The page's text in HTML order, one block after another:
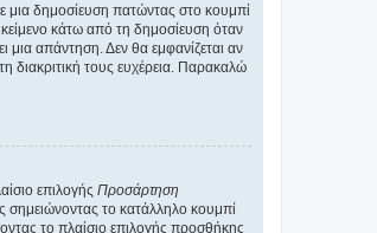
μια δημοσίευση πατώντας στο κουμπί
κάτω από τη δημοσίευση όταν
μια απάντηση. Δεν θα εμφανίζεται αν
διακριτική τους ευχέρεια. Παρακαλώ
επιλογής Προσάρτηση
σημειώνοντας το κατάλληλο κουμπί
το πλαίσιο επιλογής προσθήκης